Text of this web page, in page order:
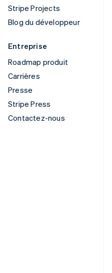
Stripe Projects
Blog du développeur
Entreprise
Roadmap produit
Carrières
Presse
Stripe Press
Contactez-nous